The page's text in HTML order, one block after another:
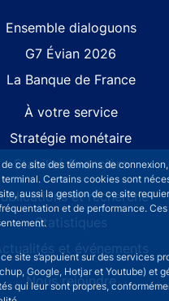
ce site des témoins de
Certains cookies sont
aussi la gestion de ce site
et de performance.
site s’appuient sur des services
Google, Hotjar et Youtube) et
qui leur sont propres,
Ensemble dialoguons
G7 Évian 2026
La Banque de France
À votre service
Stratégie monétaire
Stabilité financière
et recherche
Statistiques
et événements
Nous rejoindre